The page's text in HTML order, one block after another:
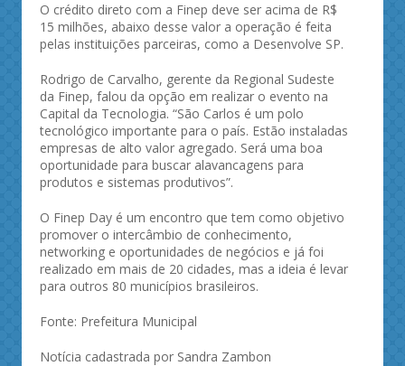
O crédito direto com a Finep deve ser acima de R$
15 milhões, abaixo desse valor a operação é feita
pelas instituições parceiras, como a Desenvolve SP.
Rodrigo de Carvalho, gerente da Regional Sudeste
da Finep, falou da opção em realizar o evento na
Capital da Tecnologia. “São Carlos é um polo
tecnológico importante para o país. Estão instaladas
empresas de alto valor agregado. Será uma boa
oportunidade para buscar alavancagens para
produtos e sistemas produtivos”.
O Finep Day é um encontro que tem como objetivo
promover o intercâmbio de conhecimento,
networking e oportunidades de negócios e já foi
realizado em mais de 20 cidades, mas a ideia é levar
para outros 80 municípios brasileiros.
Fonte: Prefeitura Municipal
Notícia cadastrada por Sandra Zambon